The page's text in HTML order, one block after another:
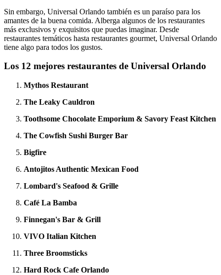
Sin embargo, Universal Orlando también es un paraíso para los
amantes de la buena comida. Alberga algunos de los restaurantes
más exclusivos y exquisitos que puedas imaginar. Desde
restaurantes temáticos hasta restaurantes gourmet, Universal Orlando
tiene algo para todos los gustos.
Los 12 mejores restaurantes de Universal Orlando
Mythos Restaurant
The Leaky Cauldron
Toothsome Chocolate Emporium & Savory Feast Kitchen
The Cowfish Sushi Burger Bar
Bigfire
Antojitos Authentic Mexican Food
Lombard's Seafood & Grille
Café La Bamba
Finnegan's Bar & Grill
VIVO Italian Kitchen
Three Broomsticks
Hard Rock Cafe Orlando